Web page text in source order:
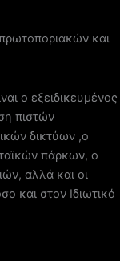
και
ο εξειδικευμένος
πιστών
δικτύων ,ο
πάρκων, ο
αλλά και οι
και στον Ιδιωτικό